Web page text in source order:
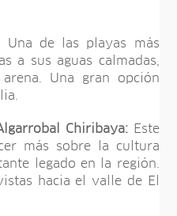
Una de las playas más
a sus aguas calmadas,
Una gran opción
Chiribaya:Este
más sobre la cultura
legado en la región.
hacia el valle de El